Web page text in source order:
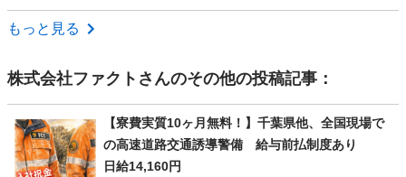
沖縄 宜野湾市
もっと見る
株式会社ファクト さんのその他の投稿記事：
【寮費実質10ヶ月無料！】千葉県他、全国現場で
の高速道路交通誘導警備 給与前払制度あり
日給14,160円